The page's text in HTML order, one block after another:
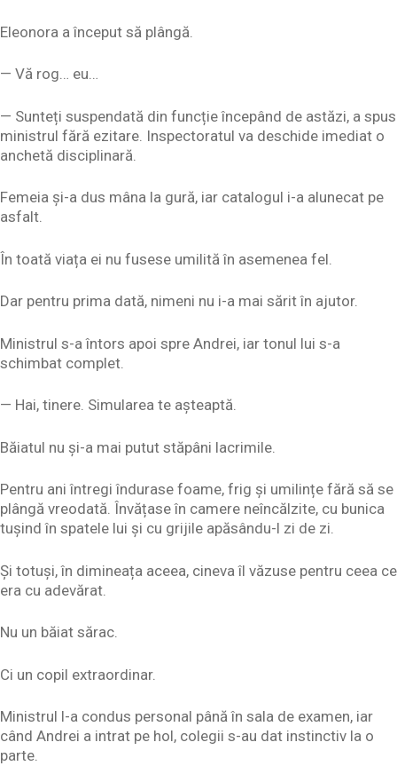
Eleonora a început să plângă.
— Vă rog… eu…
— Sunteți suspendată din funcție începând de astăzi, a spus
ministrul fără ezitare. Inspectoratul va deschide imediat o
anchetă disciplinară.
Femeia și-a dus mâna la gură, iar catalogul i-a alunecat pe
asfalt.
În toată viața ei nu fusese umilită în asemenea fel.
Dar pentru prima dată, nimeni nu i-a mai sărit în ajutor.
Ministrul s-a întors apoi spre Andrei, iar tonul lui s-a
schimbat complet.
— Hai, tinere. Simularea te așteaptă.
Băiatul nu și-a mai putut stăpâni lacrimile.
Pentru ani întregi îndurase foame, frig și umilințe fără să se
plângă vreodată. Învățase în camere neîncălzite, cu bunica
tușind în spatele lui și cu grijile apăsându-l zi de zi.
Și totuși, în dimineața aceea, cineva îl văzuse pentru ceea ce
era cu adevărat.
Nu un băiat sărac.
Ci un copil extraordinar.
Ministrul l-a condus personal până în sala de examen, iar
când Andrei a intrat pe hol, colegii s-au dat instinctiv la o
parte.